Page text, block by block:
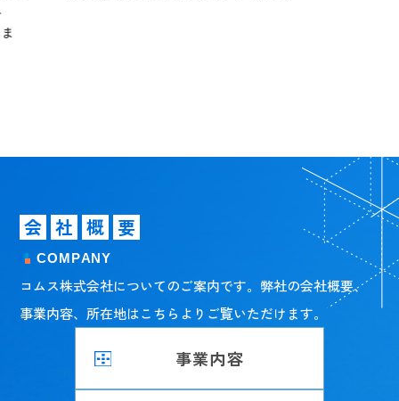
会 社 概 要
COMPANY
コムス株式会社についてのご案内です。弊社の会社概要、
事業内容、所在地はこちらよりご覧いただけます。
事業内容